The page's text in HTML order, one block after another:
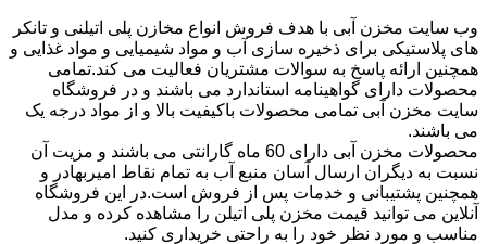
وب سایت مخزن آبی با هدف فروش انواع مخازن پلی اتیلنی و تانکر
های پلاستیکی برای ذخیره سازی آب و مواد شیمیایی و مواد غذایی و
همچنین ارائه پاسخ به سوالات مشتریان فعالیت می کند.تمامی
محصولات دارای گواهینامه استاندارد می باشند و در فروشگاه
سایت مخزن آبی تمامی محصولات باکیفیت بالا و از مواد درجه یک
می باشند.
محصولات مخزن آبی دارای 60 ماه گارانتی می باشند و مزیت آن
نسبت به دیگران ارسال آسان منبع آب به تمام نقاط امیربهادر و
همچنین پشتیبانی و خدمات پس از فروش است.در این فروشگاه
آنلاین می توانید قیمت مخزن پلی اتیلن را مشاهده کرده و مدل
مناسب و مورد نظر خود را به راحتی خریداری کنید.